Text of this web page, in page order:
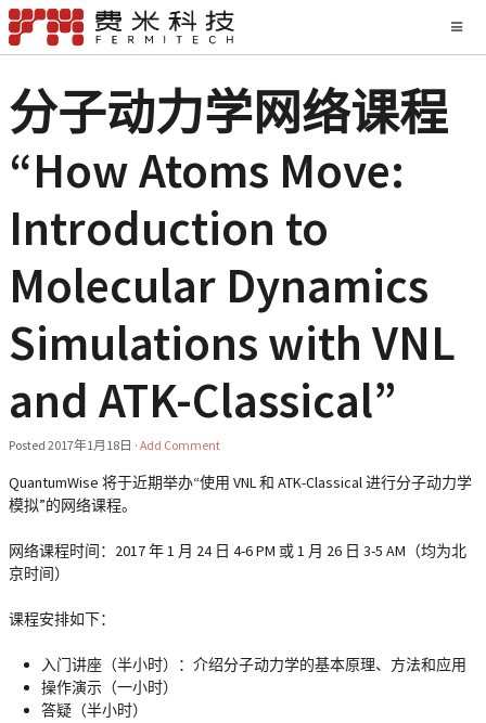
分子动力学网络课程
“How Atoms Move:
Introduction to
Molecular Dynamics
Simulations with VNL
and ATK-Classical”
Posted 2017年1月18日 · Add Comment
QuantumWise 将于近期举办“使用 VNL 和 ATK-Classical 进行分子动力学
模拟”的网络课程。
网络课程时间： 2017 年 1 月 24 日 4-6 PM 或1 月 26 日 3-5 AM （均为北
京时间）
课程安排如下：
入门讲座（半小时）：介绍分子动力学的基本原理、方法和应用
操作演示（一小时）
答疑（半小时）